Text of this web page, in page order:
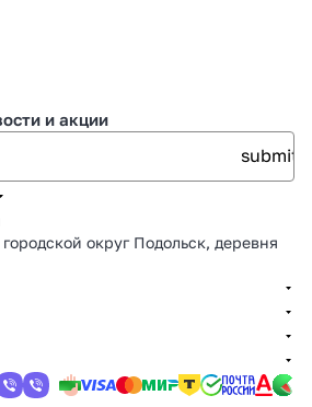
и акции
округ Подольск, деревня